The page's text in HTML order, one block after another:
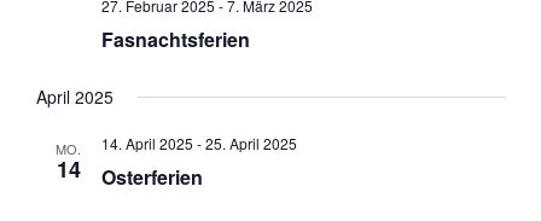
27. Februar 2025 -7. März 2025
Fasnachtsferien
April 2025
MO.
14
14. April 2025 -25. April 2025
Osterferien